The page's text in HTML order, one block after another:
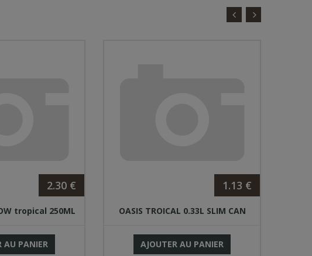
2.30 €
tropical 250ML
AU PANIER
1.13 €
OASIS TROICAL 0.33L SLIM CAN
AJOUTER AU PANIER